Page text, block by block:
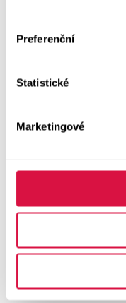
Preferenční
Statistické
Marketingové